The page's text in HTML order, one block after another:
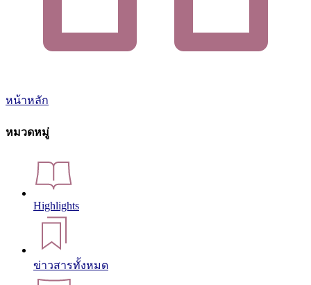
หน้าหลัก
หมวดหมู่
Highlights
ข่าวสารทั้งหมด